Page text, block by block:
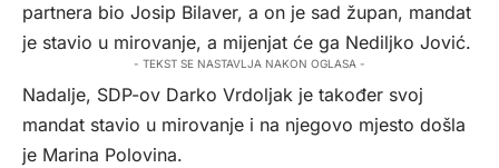
partnera bio Josip Bilaver, a on je sad župan, mandat
je stavio u mirovanje, a mijenjat će ga Nediljko Jović.
- TEKST SE NASTAVLJA NAKON OGLASA -
Nadalje, SDP-ov Darko Vrdoljak je također svoj
mandat stavio u mirovanje i na njegovo mjesto došla
je Marina Polovina.